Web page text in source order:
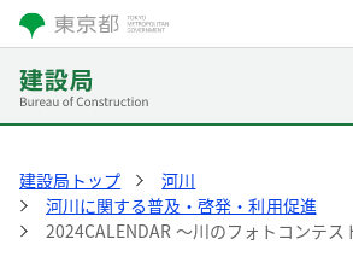
建設局トップ
河川
河川に関する普及・啓発・利用促進
2024CALENDAR ～川のフォトコンテ